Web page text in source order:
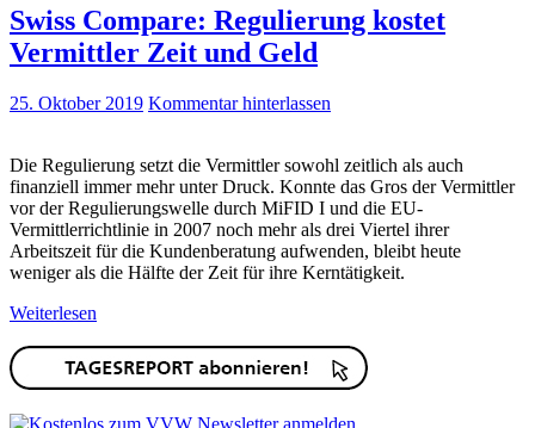
Swiss Compare: Regulierung kostet
Vermittler Zeit und Geld
25. Oktober 2019 Kommentar hinterlassen
Die Regulierung setzt die Vermittler sowohl zeitlich als auch
finanziell immer mehr unter Druck. Konnte das Gros der Vermittler
vor der Regulierungswelle durch MiFID I und die EU-
Vermittlerrichtlinie in 2007 noch mehr als drei Viertel ihrer
Arbeitszeit für die Kundenberatung aufwenden, bleibt heute
weniger als die Hälfte der Zeit für ihre Kerntätigkeit.
Weiterlesen